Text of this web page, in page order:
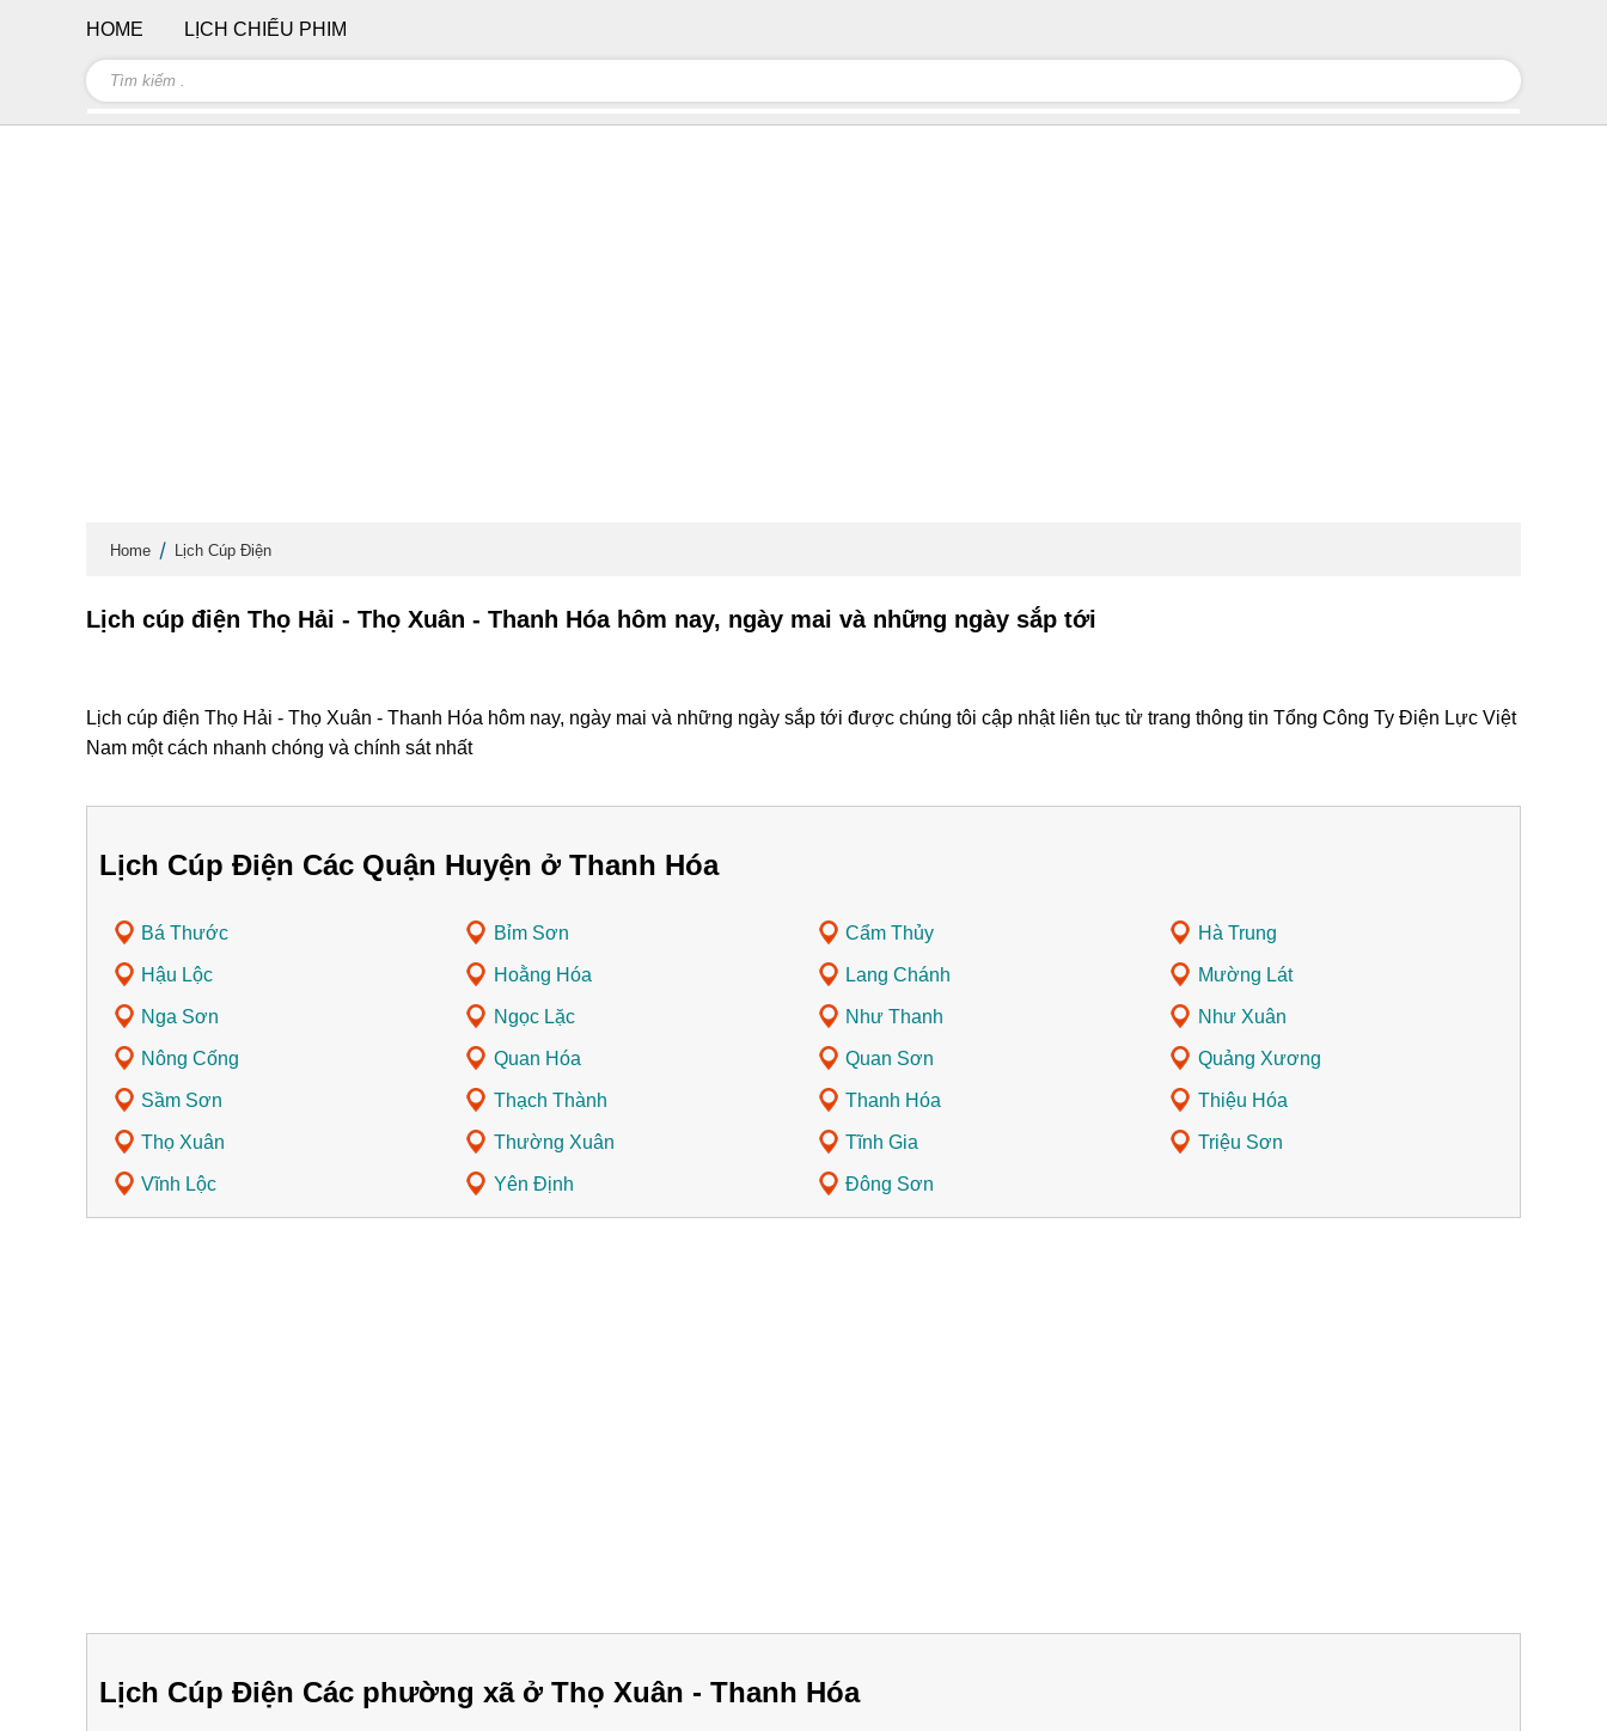
Home Lịch Cúp Điện
Lịch cúp điện Thọ Hải - Thọ Xuân - Thanh Hóa hôm nay, ngày mai và những ngày sắp tới
Lịch cúp điện Thọ Hải - Thọ Xuân - Thanh Hóa hôm nay, ngày mai và những ngày sắp tới được chúng tôi cập nhật liên tục từ trang thông tin Tổng Công Ty Điện Lực Việt
Nam một cách nhanh chóng và chính sát nhất
Lịch Cúp Điện Các Quận Huyện ở Thanh Hóa
Bá Thước Bỉm Sơn Cẩm Thủy Hà Trung
Hậu Lộc Hoằng Hóa Lang Chánh Mường Lát
Nga Sơn Ngọc Lặc Như Thanh Như Xuân
Nông Cống Quan Hóa Quan Sơn Quảng Xương
Sầm Sơn Thạch Thành Thanh Hóa Thiệu Hóa
Thọ Xuân Thường Xuân Tĩnh Gia Triệu Sơn
Vĩnh Lộc Yên Định Đông Sơn
Lịch Cúp Điện Các phường xã ở Thọ Xuân - Thanh Hóa
HOME LỊCH CHIẾU PHIM